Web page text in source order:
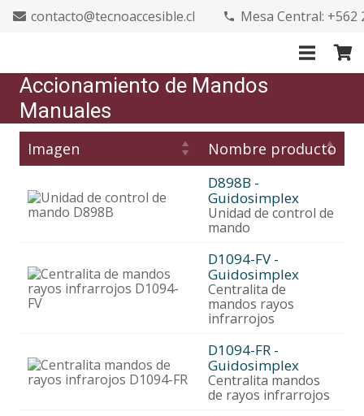
contacto@tecnoaccesible.cl phone Mesa Central: +562
Accionamiento de Mandos
Manuales
Imagen Nombre producto
D898B -
Guidosimplex
Unidad de control de
mando
D1094-FV -
Guidosimplex
Centralita de
mandos rayos
infrarrojos
D1094-FR -
Guidosimplex
Centralita mandos
de rayos infrarrojos